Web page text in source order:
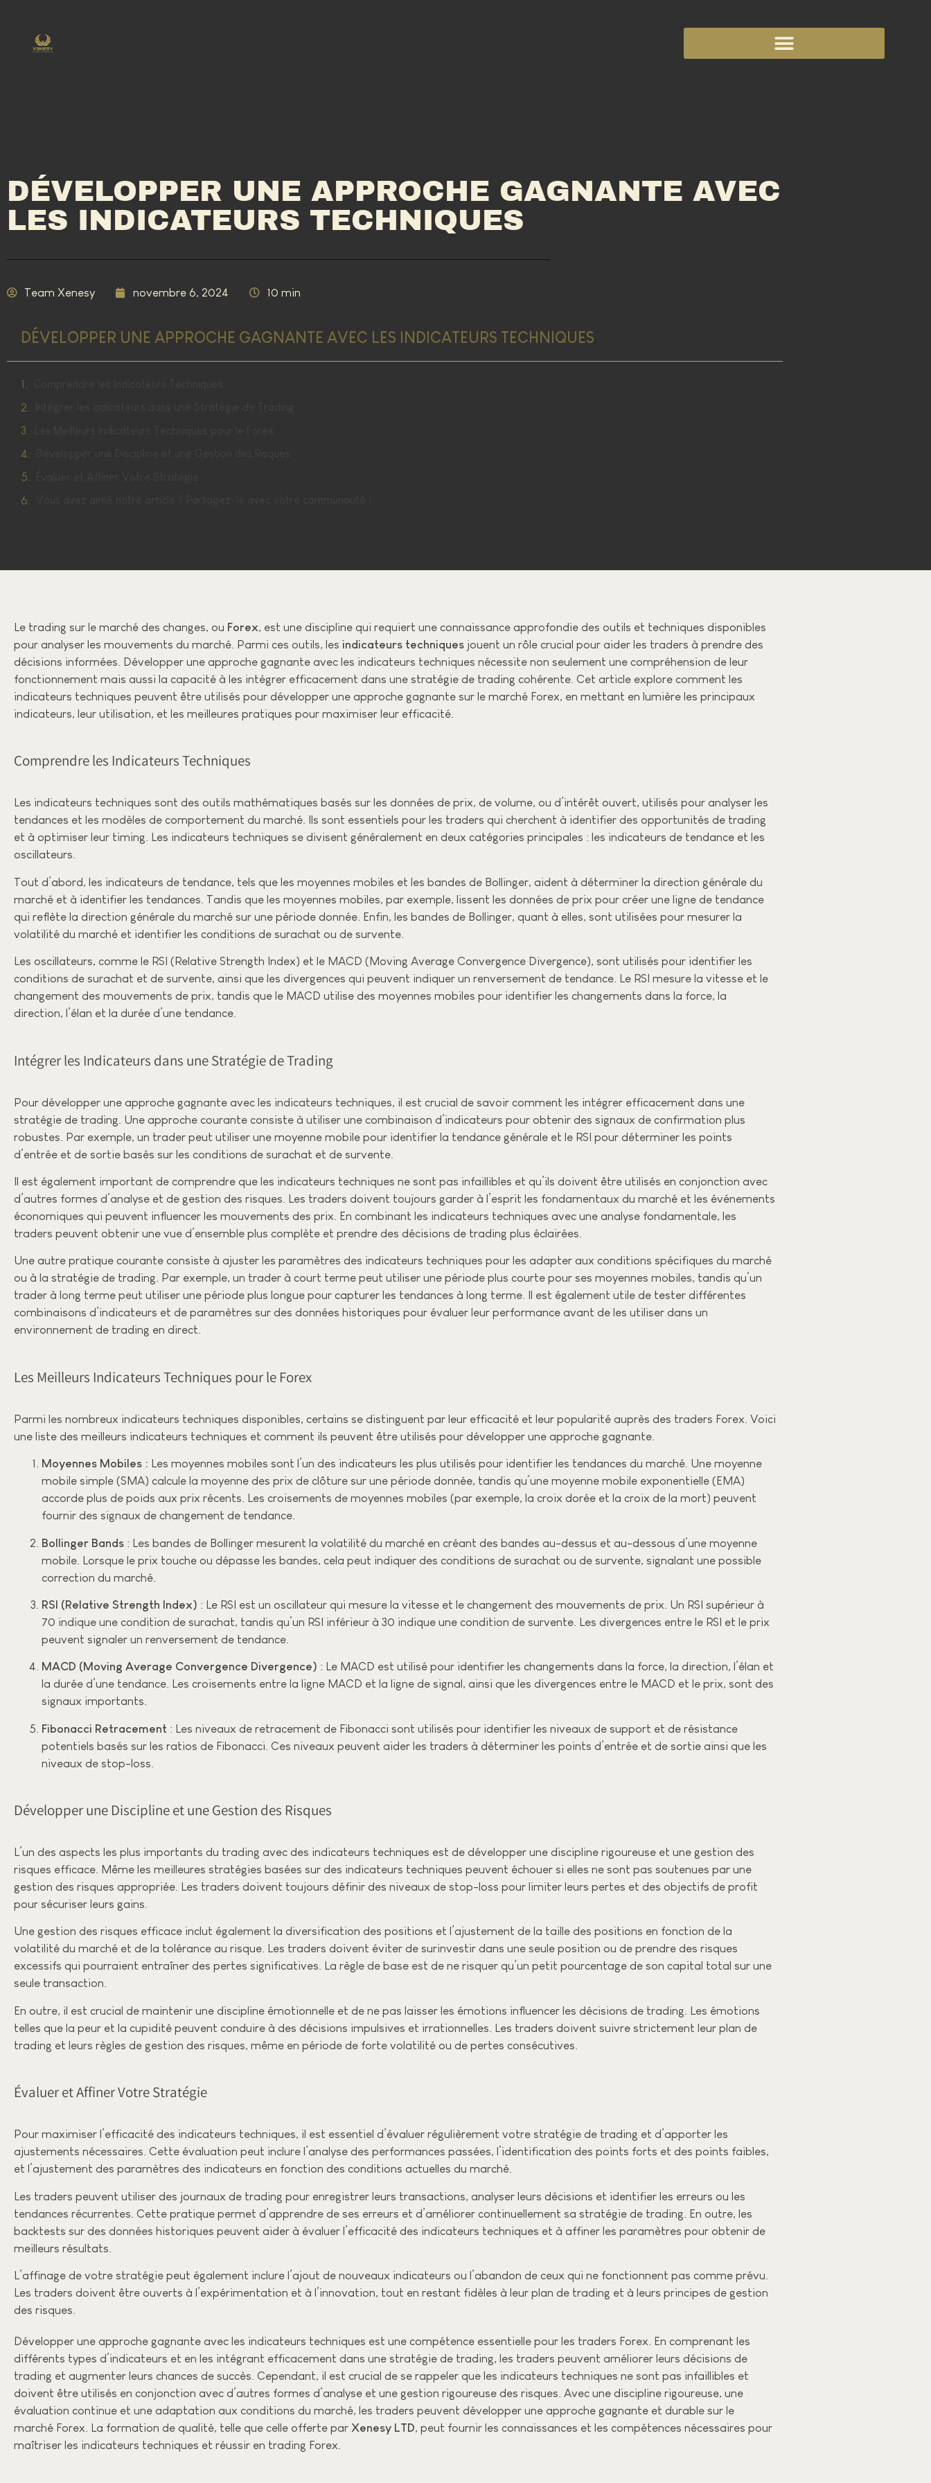
DÉVELOPPER UNE APPROCHE GAGNANTE AVEC
LES INDICATEURS TECHNIQUES
Team Xenesy novembre 6, 2024 10 min
DÉVELOPPER UNE APPROCHE GAGNANTE AVEC LES INDICATEURS TECHNIQUES
Le trading sur le marché des changes, ou Forex, est une discipline qui requiert une connaissance approfondie des outils et techniques disponibles
pour analyser les mouvements du marché. Parmi ces outils, les indicateurs techniques jouent un rôle crucial pour aider les traders à prendre des
décisions informées. Développer une approche gagnante avec les indicateurs techniques nécessite non seulement une compréhension de leur
fonctionnement mais aussi la capacité à les intégrer efficacement dans une stratégie de trading cohérente. Cet article explore comment les
indicateurs techniques peuvent être utilisés pour développer une approche gagnante sur le marché Forex, en mettant en lumière les principaux
indicateurs, leur utilisation, et les meilleures pratiques pour maximiser leur efficacité.
Comprendre les Indicateurs Techniques
Les indicateurs techniques sont des outils mathématiques basés sur les données de prix, de volume, ou d’intérêt ouvert, utilisés pour analyser les
tendances et les modèles de comportement du marché. Ils sont essentiels pour les traders qui cherchent à identifier des opportunités de trading
et à optimiser leur timing. Les indicateurs techniques se divisent généralement en deux catégories principales : les indicateurs de tendance et les
oscillateurs.
Tout d’abord, les indicateurs de tendance, tels que les moyennes mobiles et les bandes de Bollinger, aident à déterminer la direction générale du
marché et à identifier les tendances. Tandis que les moyennes mobiles, par exemple, lissent les données de prix pour créer une ligne de tendance
qui reflète la direction générale du marché sur une période donnée. Enfin, les bandes de Bollinger, quant à elles, sont utilisées pour mesurer la
volatilité du marché et identifier les conditions de surachat ou de survente.
Les oscillateurs, comme le RSI (Relative Strength Index) et le MACD (Moving Average Convergence Divergence), sont utilisés pour identifier les
conditions de surachat et de survente, ainsi que les divergences qui peuvent indiquer un renversement de tendance. Le RSI mesure la vitesse et le
changement des mouvements de prix, tandis que le MACD utilise des moyennes mobiles pour identifier les changements dans la force, la
direction, l’élan et la durée d’une tendance.
Intégrer les Indicateurs dans une Stratégie de Trading
Pour développer une approche gagnante avec les indicateurs techniques, il est crucial de savoir comment les intégrer efficacement dans une
stratégie de trading. Une approche courante consiste à utiliser une combinaison d’indicateurs pour obtenir des signaux de confirmation plus
robustes. Par exemple, un trader peut utiliser une moyenne mobile pour identifier la tendance générale et le RSI pour déterminer les points
d’entrée et de sortie basés sur les conditions de surachat et de survente.
Il est également important de comprendre que les indicateurs techniques ne sont pas infaillibles et qu’ils doivent être utilisés en conjonction avec
d’autres formes d’analyse et de gestion des risques. Les traders doivent toujours garder à l’esprit les fondamentaux du marché et les événements
économiques qui peuvent influencer les mouvements des prix. En combinant les indicateurs techniques avec une analyse fondamentale, les
traders peuvent obtenir une vue d’ensemble plus complète et prendre des décisions de trading plus éclairées.
Une autre pratique courante consiste à ajuster les paramètres des indicateurs techniques pour les adapter aux conditions spécifiques du marché
ou à la stratégie de trading. Par exemple, un trader à court terme peut utiliser une période plus courte pour ses moyennes mobiles, tandis qu’un
trader à long terme peut utiliser une période plus longue pour capturer les tendances à long terme. Il est également utile de tester différentes
combinaisons d’indicateurs et de paramètres sur des données historiques pour évaluer leur performance avant de les utiliser dans un
environnement de trading en direct.
Les Meilleurs Indicateurs Techniques pour le Forex
Parmi les nombreux indicateurs techniques disponibles, certains se distinguent par leur efficacité et leur popularité auprès des traders Forex. Voici
une liste des meilleurs indicateurs techniques et comment ils peuvent être utilisés pour développer une approche gagnante.
Moyennes Mobiles : Les moyennes mobiles sont l’un des indicateurs les plus utilisés pour identifier les tendances du marché. Une moyenne
mobile simple (SMA) calcule la moyenne des prix de clôture sur une période donnée, tandis qu’une moyenne mobile exponentielle (EMA)
accorde plus de poids aux prix récents. Les croisements de moyennes mobiles (par exemple, la croix dorée et la croix de la mort) peuvent
fournir des signaux de changement de tendance.
Bollinger Bands : Les bandes de Bollinger mesurent la volatilité du marché en créant des bandes au-dessus et au-dessous d’une moyenne
mobile. Lorsque le prix touche ou dépasse les bandes, cela peut indiquer des conditions de surachat ou de survente, signalant une possible
correction du marché.
RSI (Relative Strength Index) : Le RSI est un oscillateur qui mesure la vitesse et le changement des mouvements de prix. Un RSI supérieur à
70 indique une condition de surachat, tandis qu’un RSI inférieur à 30 indique une condition de survente. Les divergences entre le RSI et le prix
peuvent signaler un renversement de tendance.
MACD (Moving Average Convergence Divergence) : Le MACD est utilisé pour identifier les changements dans la force, la direction, l’élan et
la durée d’une tendance. Les croisements entre la ligne MACD et la ligne de signal, ainsi que les divergences entre le MACD et le prix, sont des
signaux importants.
Fibonacci Retracement : Les niveaux de retracement de Fibonacci sont utilisés pour identifier les niveaux de support et de résistance
potentiels basés sur les ratios de Fibonacci. Ces niveaux peuvent aider les traders à déterminer les points d’entrée et de sortie ainsi que les
niveaux de stop-loss.
Développer une Discipline et une Gestion des Risques
L’un des aspects les plus importants du trading avec des indicateurs techniques est de développer une discipline rigoureuse et une gestion des
risques efficace. Même les meilleures stratégies basées sur des indicateurs techniques peuvent échouer si elles ne sont pas soutenues par une
gestion des risques appropriée. Les traders doivent toujours définir des niveaux de stop-loss pour limiter leurs pertes et des objectifs de profit
pour sécuriser leurs gains.
Une gestion des risques efficace inclut également la diversification des positions et l’ajustement de la taille des positions en fonction de la
volatilité du marché et de la tolérance au risque. Les traders doivent éviter de surinvestir dans une seule position ou de prendre des risques
excessifs qui pourraient entraîner des pertes significatives. La règle de base est de ne risquer qu’un petit pourcentage de son capital total sur une
seule transaction.
En outre, il est crucial de maintenir une discipline émotionnelle et de ne pas laisser les émotions influencer les décisions de trading. Les émotions
telles que la peur et la cupidité peuvent conduire à des décisions impulsives et irrationnelles. Les traders doivent suivre strictement leur plan de
trading et leurs règles de gestion des risques, même en période de forte volatilité ou de pertes consécutives.
Évaluer et Affiner Votre Stratégie
Pour maximiser l’efficacité des indicateurs techniques, il est essentiel d’évaluer régulièrement votre stratégie de trading et d’apporter les
ajustements nécessaires. Cette évaluation peut inclure l’analyse des performances passées, l’identification des points forts et des points faibles,
et l’ajustement des paramètres des indicateurs en fonction des conditions actuelles du marché.
Les traders peuvent utiliser des journaux de trading pour enregistrer leurs transactions, analyser leurs décisions et identifier les erreurs ou les
tendances récurrentes. Cette pratique permet d’apprendre de ses erreurs et d’améliorer continuellement sa stratégie de trading. En outre, les
backtests sur des données historiques peuvent aider à évaluer l’efficacité des indicateurs techniques et à affiner les paramètres pour obtenir de
meilleurs résultats.
L’affinage de votre stratégie peut également inclure l’ajout de nouveaux indicateurs ou l’abandon de ceux qui ne fonctionnent pas comme prévu.
Les traders doivent être ouverts à l’expérimentation et à l’innovation, tout en restant fidèles à leur plan de trading et à leurs principes de gestion
des risques.
Développer une approche gagnante avec les indicateurs techniques est une compétence essentielle pour les traders Forex. En comprenant les
différents types d’indicateurs et en les intégrant efficacement dans une stratégie de trading, les traders peuvent améliorer leurs décisions de
trading et augmenter leurs chances de succès. Cependant, il est crucial de se rappeler que les indicateurs techniques ne sont pas infaillibles et
doivent être utilisés en conjonction avec d’autres formes d’analyse et une gestion rigoureuse des risques. Avec une discipline rigoureuse, une
évaluation continue et une adaptation aux conditions du marché, les traders peuvent développer une approche gagnante et durable sur le
marché Forex. La formation de qualité, telle que celle offerte par Xenesy LTD, peut fournir les connaissances et les compétences nécessaires pour
maîtriser les indicateurs techniques et réussir en trading Forex.